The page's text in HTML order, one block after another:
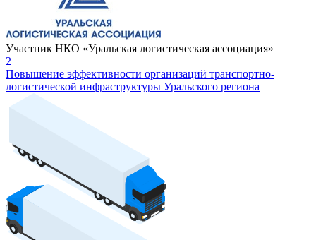
Участник НКО «Уральская логистическая ассоциация»
2
Повышение эффективности организаций транспортно-
логистической инфраструктуры Уральского региона